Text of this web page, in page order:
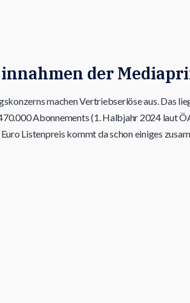
der
machen Vertriebserlöse aus. Das
Abonnements (1. Halbjahr 2024 laut
Listenpreis kommt da schon einiges